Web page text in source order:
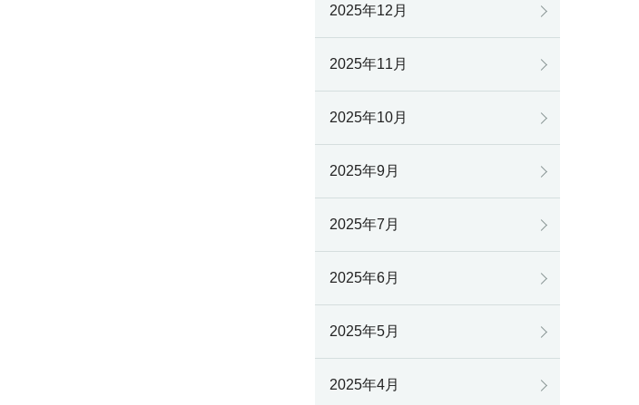
2025年12月
2025年11月
2025年10月
2025年9月
2025年7月
2025年6月
2025年5月
2025年4月